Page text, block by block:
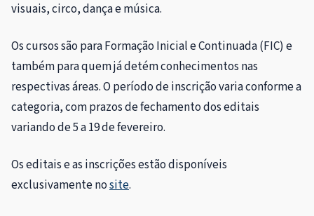
visuais, circo, dança e música.
Os cursos são para Formação Inicial e Continuada (FIC) e
também para quem já detém conhecimentos nas
respectivas áreas. O período de inscrição varia conforme a
categoria, com prazos de fechamento dos editais
variando de 5 a 19 de fevereiro.
Os editais e as inscrições estão disponíveis
exclusivamente nosite.